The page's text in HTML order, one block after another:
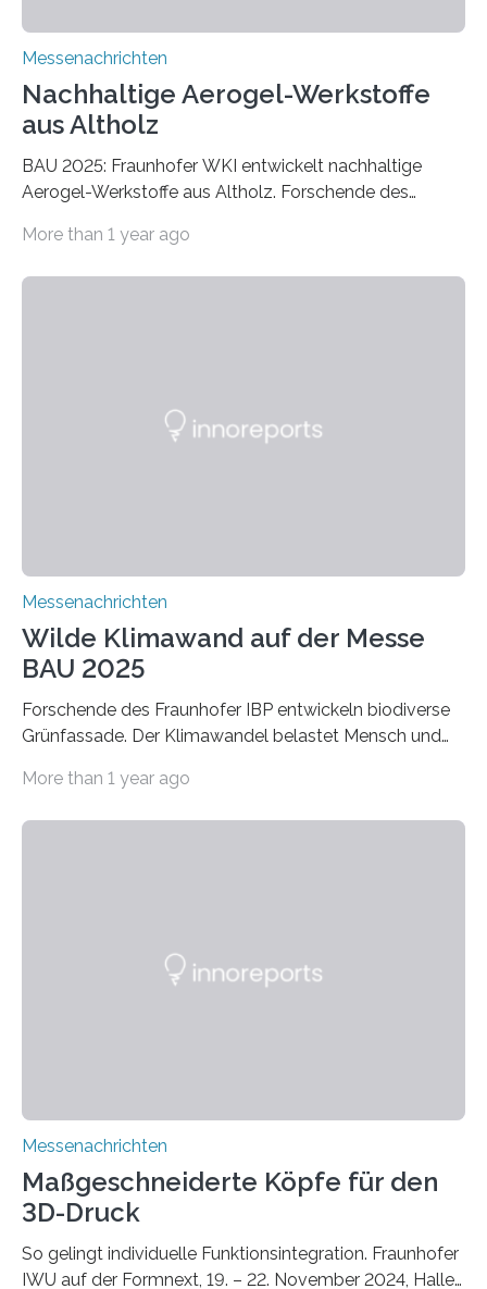
Messenachrichten
Nachhaltige Aerogel-Werkstoffe
aus Altholz
BAU 2025: Fraunhofer WKI entwickelt nachhaltige
Aerogel-Werkstoffe aus Altholz. Forschende des
ein Projekt zur Entwicklung innovativer Aerogele aus
für Filtermaterialien. Sie zeichnen sich durch eine
More than 1 year ago
Messenachrichten
Wilde Klimawand auf der Messe
BAU 2025
Forschende des Fraunhofer IBP entwickeln biodiverse
Grünfassade. Der Klimawandel belastet Mensch und
Sommer unter hohen Temperaturen und der
Zusammenarbeit mit dem Institut für Akustik und
More than 1 year ago
Messenachrichten
Maßgeschneiderte Köpfe für den
3D-Druck
So gelingt individuelle Funktionsintegration. Fraunhofer
IWU auf der Formnext, 19. – 22. November 2024, Halle